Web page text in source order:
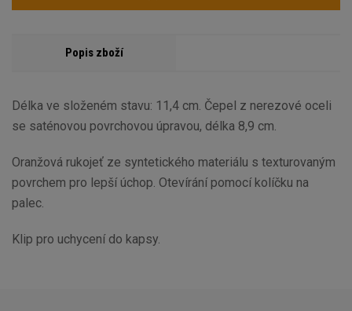
Popis zboží
Délka ve složeném stavu: 11,4 cm. Čepel z nerezové oceli
se saténovou povrchovou úpravou, délka 8,9 cm.
Oranžová rukojeť ze syntetického materiálu s texturovaným
povrchem pro lepší úchop. Otevírání pomocí kolíčku na
palec.
Klip pro uchycení do kapsy.